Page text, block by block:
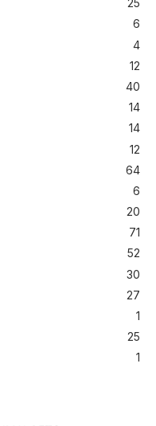
25
6
4
12
40
14
14
12
64
6
20
71
52
30
27
1
25
1